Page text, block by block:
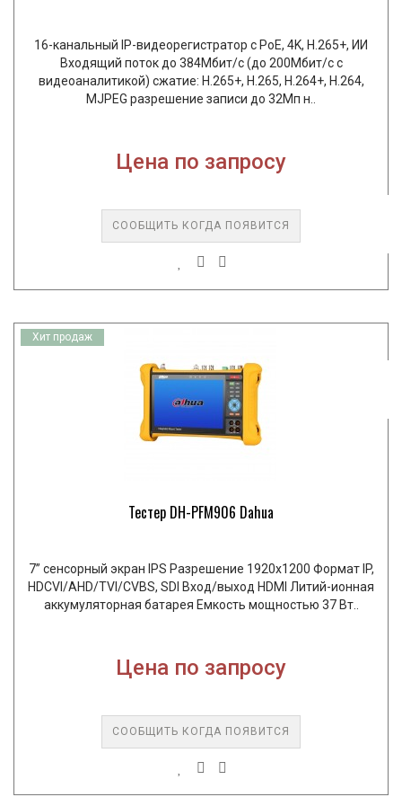
16-канальный IP-видеорегистратор с PoE, 4K, H.265+, ИИ
Входящий поток до 384Мбит/с (до 200Мбит/с с
видеоаналитикой) сжатие: H.265+, H.265, H.264+, H.264,
MJPEG разрешение записи до 32Мп н..
Цена по запросу
СООБЩИТЬ КОГДА ПОЯВИТСЯ
Хит продаж
Тестер DH-PFM906 Dahua
7” сенсорный экран IPS Разрешение 1920х1200 Формат IP,
HDCVI/AHD/TVI/CVBS, SDI Вход/выход HDMI Литий-ионная
аккумуляторная батарея Емкость мощностью 37 Вт..
Цена по запросу
СООБЩИТЬ КОГДА ПОЯВИТСЯ